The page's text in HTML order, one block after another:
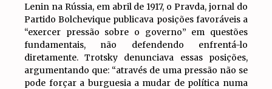
Lenin na Rússia, em abril de 1917, o Pravda, jornal do
Partido Bolchevique publicava posições favoráveis a
“exercer pressão sobre o governo” em questões
fundamentais, não defendendo enfrentá-lo
diretamente. Trotsky denunciava essas posições,
argumentando que: “através de uma pressão não se
pode forçar a burguesia a mudar de política numa